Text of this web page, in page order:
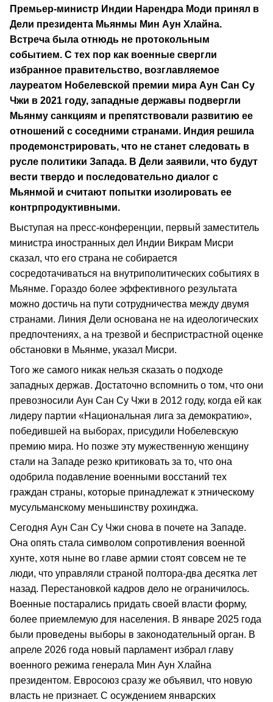
Премьер-министр Индии Нарендра Моди принял в
Дели президента Мьянмы Мин Аун Хлайна.
Встреча была отнюдь не протокольным
событием. С тех пор как военные свергли
избранное правительство, возглавляемое
лауреатом Нобелевской премии мира Аун Сан Су
Чжи в 2021 году, западные державы подвергли
Мьянму санкциям и препятствовали развитию ее
отношений с соседними странами. Индия решила
продемонстрировать, что не станет следовать в
русле политики Запада. В Дели заявили, что будут
вести твердо и последовательно диалог с
Мьянмой и считают попытки изолировать ее
контрпродуктивными.
Выступая на пресс-конференции, первый заместитель
министра иностранных дел Индии Викрам Мисри
сказал, что его страна не собирается
сосредотачиваться на внутриполитических событиях в
Мьянме. Гораздо более эффективного результата
можно достичь на пути сотрудничества между двумя
странами. Линия Дели основана не на идеологических
предпочтениях, а на трезвой и беспристрастной оценке
обстановки в Мьянме, указал Мисри.
Того же самого никак нельзя сказать о подходе
западных держав. Достаточно вспомнить о том, что они
превозносили Аун Сан Су Чжи в 2012 году, когда ей как
лидеру партии «Национальная лига за демократию»,
победившей на выборах, присудили Нобелевскую
премию мира. Но позже эту мужественную женщину
стали на Западе резко критиковать за то, что она
одобрила подавление военными восстаний тех
граждан страны, которые принадлежат к этническому
мусульманскому меньшинству рохинджа.
Сегодня Аун Сан Су Чжи снова в почете на Западе.
Она опять стала символом сопротивления военной
хунте, хотя ныне во главе армии стоят совсем не те
люди, что управляли страной полтора-два десятка лет
назад. Перестановкой кадров дело не ограничилось.
Военные постарались придать своей власти форму,
более приемлемую для населения. В январе 2025 года
были проведены выборы в законодательный орган. В
апреле 2026 года новый парламент избрал главу
военного режима генерала Мин Аун Хлайна
президентом. Евросоюз сразу же объявил, что новую
власть не признает. С осуждением январских